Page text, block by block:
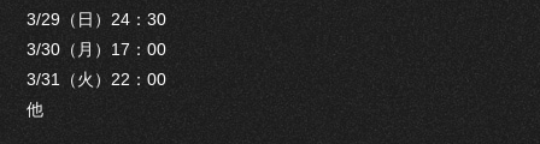
3/29（日）24：30
3/30（月）17：00
3/31（火）22：00
他